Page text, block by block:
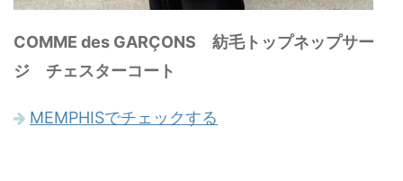
COMME des GARÇONS 紡毛トップネップサー
ジ チェスターコート
MEMPHISでチェックする